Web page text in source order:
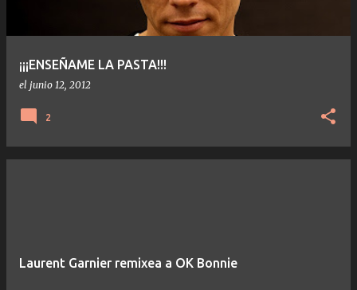
¡¡¡ENSEÑAME LA PASTA!!!
el junio 12, 2012
2
Laurent Garnier remixea a OK Bonnie